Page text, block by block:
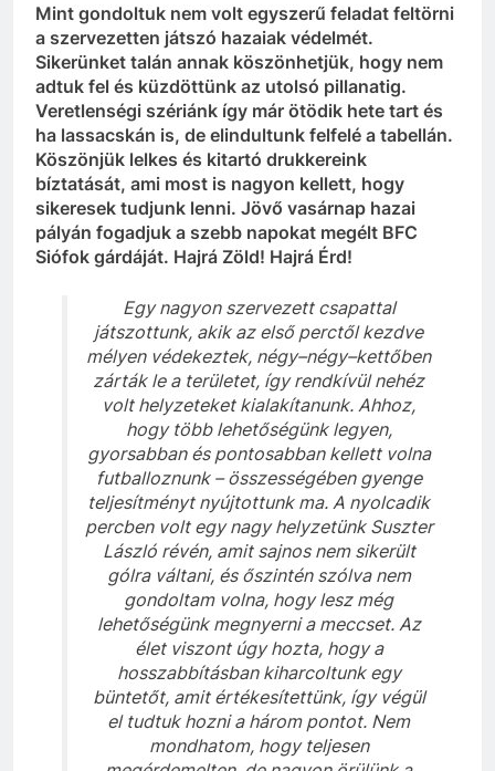
Mint gondoltuk nem volt egyszerű feladat feltörni
a szervezetten játszó hazaiak védelmét.
Sikerünket talán annak köszönhetjük, hogy nem
adtuk fel és küzdöttünk az utolsó pillanatig.
Veretlenségi szériánk így már ötödik hete tart és
ha lassacskán is, de elindultunk felfelé a tabellán.
Köszönjük lelkes és kitartó drukkereink
bíztatását, ami most is nagyon kellett, hogy
sikeresek tudjunk lenni. Jövő vasárnap hazai
pályán fogadjuk a szebb napokat megélt BFC
Siófok gárdáját. Hajrá Zöld! Hajrá Érd!
Egy nagyon szervezett csapattal
játszottunk, akik az első perctől kezdve
mélyen védekeztek, négy–négy–kettőben
zárták le a területet, így rendkívül nehéz
volt helyzeteket kialakítanunk. Ahhoz,
hogy több lehetőségünk legyen,
gyorsabban és pontosabban kellett volna
futballoznunk – összességében gyenge
teljesítményt nyújtottunk ma. A nyolcadik
percben volt egy nagy helyzetünk Suszter
László révén, amit sajnos nem sikerült
gólra váltani, és őszintén szólva nem
gondoltam volna, hogy lesz még
lehetőségünk megnyerni a meccset. Az
élet viszont úgy hozta, hogy a
hosszabbításban kiharcoltunk egy
büntetőt, amit értékesítettünk, így végül
el tudtuk hozni a három pontot. Nem
mondhatom, hogy teljesen